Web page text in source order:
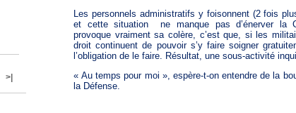
>|
Les personnels administratifs y foisonnent (2 fois
et cette situation
ne manque pas d’énerver la
provoque vraiment sa colère, c’est que, si les
droit continuent de pouvoir s’y faire soigner
l’obligation de le faire. Résultat, une sous-activité
« Au temps pour moi », espère-t-on entendre de la
la Défense.